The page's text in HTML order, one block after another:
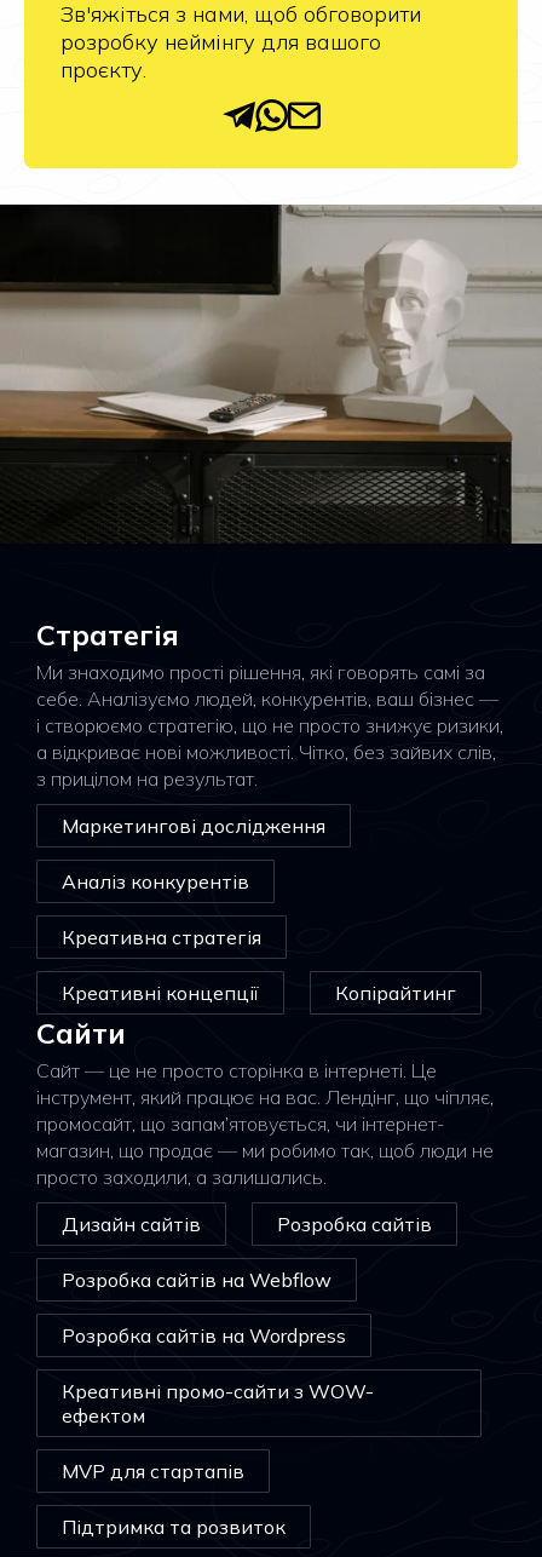
Зв'яжіться з нами, щоб обговорити
розробку неймінгу для вашого
проєкту.
Стратегія
Ми знаходимо прості рішення, які говорять самі за
себе. Аналізуємо людей, конкурентів, ваш бізнес —
і створюємо стратегію, що не просто знижує ризики,
а відкриває нові можливості. Чітко, без зайвих слів,
з прицілом на результат.
Маркетингові дослідження
Аналіз конкурентів
Креативна стратегія
Креативні концепції Копірайтинг
Сайти
Сайт — це не просто сторінка в інтернеті. Це
інструмент, який працює на вас. Лендінг, що чіпляє,
промосайт, що запам’ятовується, чи інтернет-
магазин, що продає — ми робимо так, щоб люди не
просто заходили, а залишались.
Дизайн сайтів
Розробка сайтів
Розробка сайтів на Webflow
Розробка сайтів на Wordpress
Креативні промо-сайти з WOW-
ефектом
MVP для стартапів
Підтримка та розвиток